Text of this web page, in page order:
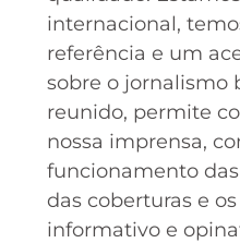
internacional,
referência e um
sobre o jornalismo
reunido, permite
nossa imprensa,
funcionamento
das coberturas e
informativo e